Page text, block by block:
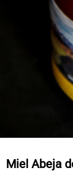
Miel Abeja